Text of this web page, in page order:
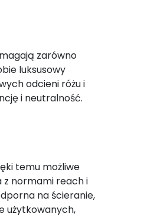
zarówno
luksusowy
odcieni różu i
i neutralność.
temu możliwe
z normami reach i
na ścieranie,
użytkowanych,